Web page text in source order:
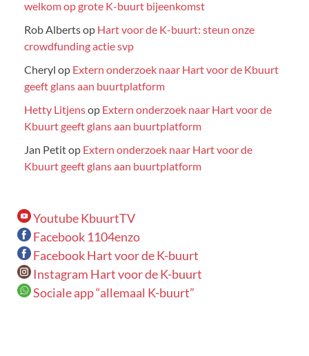
welkom op grote K-buurt bijeenkomst
Rob Albertsop Hart voor de K-buurt: steun onze
crowdfunding actie svp
Cheryl op Extern onderzoek naar Hart voor de Kbuurt
geeft glans aan buurtplatform
Hetty Litjensop Extern onderzoek naar Hart voor de
Kbuurt geeft glans aan buurtplatform
Jan Petitop Extern onderzoek naar Hart voor de
Kbuurt geeft glans aan buurtplatform
Youtube KbuurtTV
Facebook 1104enzo
Facebook Hart voor de K-buurt
Instagram Hart voor de K-buurt
Sociale app “allemaal K-buurt”